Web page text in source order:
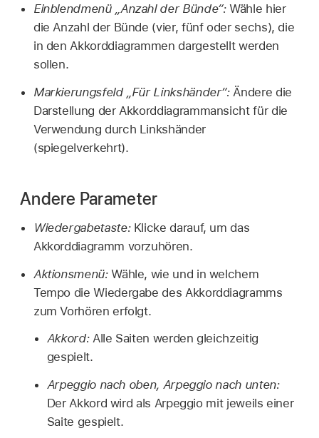
Einblendmenü „Anzahl der Bünde“:Wähle hier
die Anzahl der Bünde (vier, fünf oder sechs), die
in den Akkorddiagrammen dargestellt werden
sollen.
Markierungsfeld „Für Linkshänder“:Ändere die
Darstellung der Akkorddiagrammansicht für die
Verwendung durch Linkshänder
(spiegelverkehrt).
Andere Parameter
Wiedergabetaste:Klicke darauf, um das
Akkorddiagramm vorzuhören.
Aktionsmenü:Wähle, wie und in welchem
Tempo die Wiedergabe des Akkorddiagramms
zum Vorhören erfolgt.
Akkord:Alle Saiten werden gleichzeitig
gespielt.
Arpeggio nach oben, Arpeggio nach unten:
Der Akkord wird als Arpeggio mit jeweils einer
Saite gespielt.